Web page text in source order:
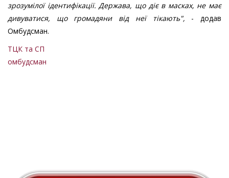
зрозумілої ідентифікації. Держава, що діє в масках, не має
дивуватися, що громадяни від неї тікають", - додав
Омбудсман.
ТЦК та СП
омбудсман